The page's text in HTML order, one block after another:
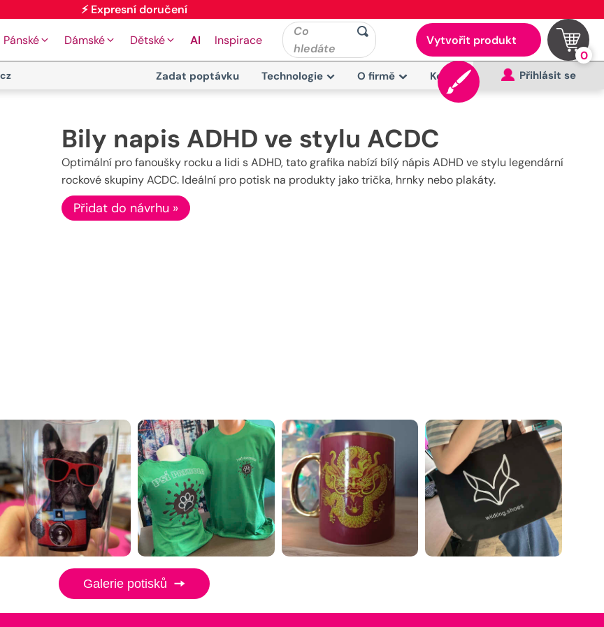
Pánské Dámské Dětské AI Inspirace
Co
hledáte
Vytvořit produkt
0
Zadat poptávku Technologie O firmě Kontakt Přihlásit se
Bily napis ADHD ve stylu ACDC
Optimální pro fanoušky rocku a lidi s ADHD, tato grafika nabízí bílý nápis ADHD ve stylu legendární
rockové skupiny ACDC. Ideální pro potisk na produkty jako trička, hrnky nebo plakáty.
Přidat do návrhu »
Galerie potisků